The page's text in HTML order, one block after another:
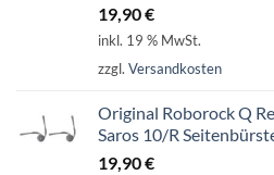
von 5
19,90€
inkl. 19 % MwSt.
zzgl. Versandkosten
Original Roborock Q
Saros 10/R
19,90€